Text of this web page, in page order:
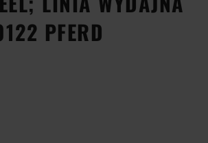
PFERD